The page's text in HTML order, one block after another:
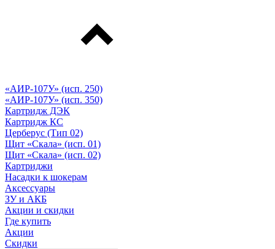
«АИР-107У» (исп. 250)
«АИР-107У» (исп. 350)
Картридж ДЭК
Картридж КС
Церберус (Тип 02)
Щит «Скала» (исп. 01)
Щит «Скала» (исп. 02)
Картриджи
Насадки к шокерам
Аксессуары
ЗУ и АКБ
Акции и скидки
Где купить
Акции
Скидки